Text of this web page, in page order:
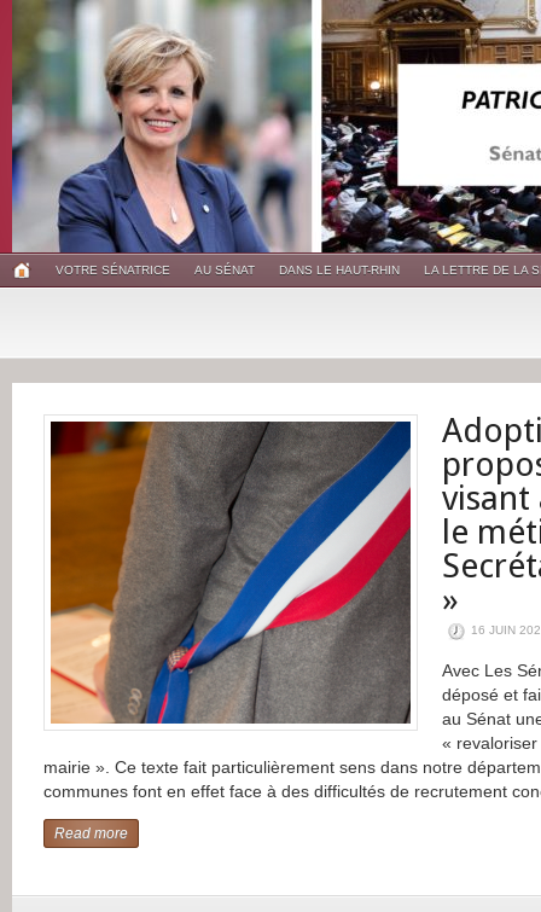
VOTRE SÉNATRICE AU SÉNAT DANS LE HAUT-RHIN LA LETTRE DE LA
visant
le
»
16 JUIN
Avec Les
déposé et
au Sénat
«
mairie ». Ce texte fait particulièrement sens dans notre
communes font en effet face à des difficultés de recrutement
Read more